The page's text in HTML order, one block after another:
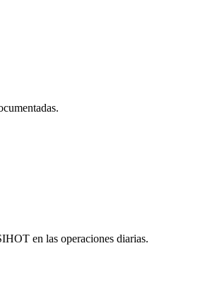
en las operaciones diarias.